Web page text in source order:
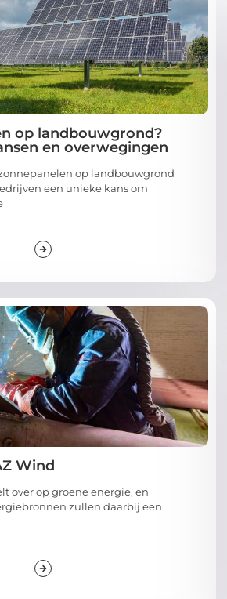
op landbouwgrond?
en overwegingen
op landbouwgrond
een unieke kans om
Wind
over op groene energie, en
zullen daarbij een